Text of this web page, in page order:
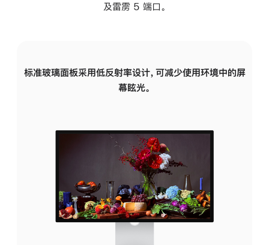
及雷雳 5 端口。
标准玻璃面板采用低反射率设计，可减少使用环境中的屏
幕眩光。